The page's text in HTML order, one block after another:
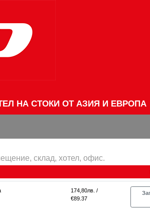
НА СТОКИ ОТ АЗИЯ И ЕВРОПА
склад, хотел, офис.
174,80лв. /
€89.37